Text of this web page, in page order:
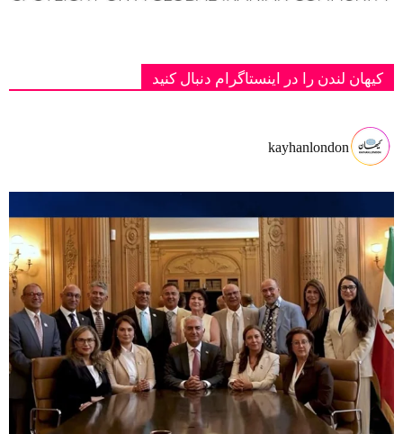
کیهان لندن را در اینستاگرام دنبال کنید
kayhanlondon